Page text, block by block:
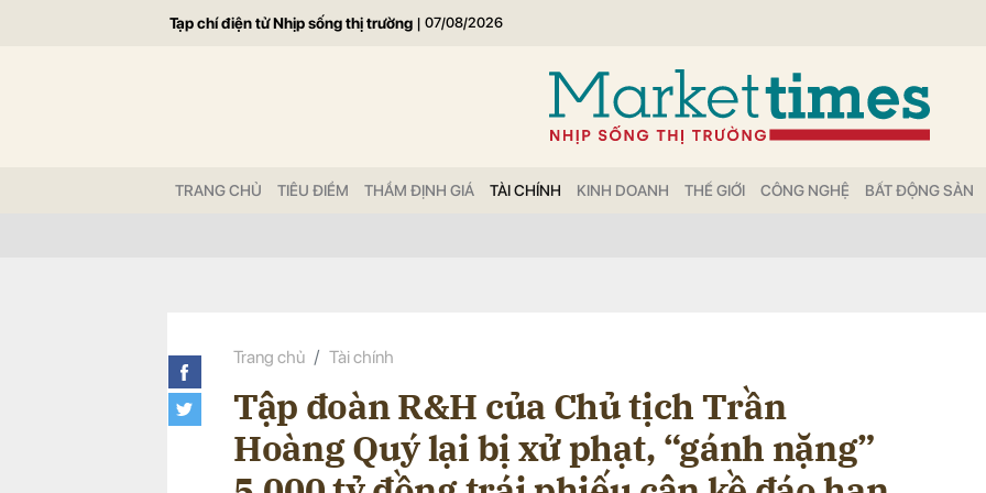
Tạp chí điện tử Nhịp sống thị trường | 07/08/2026
TRANG CHỦ TIÊU ĐIỂM THẨM ĐỊNH GIÁ TÀI CHÍNH KINH DOANH THẾ GIỚI CÔNG NGHỆ BẤT ĐỘNG SẢN
Trang chủ Tài chính
Tập đoàn R&H của Chủ tịch Trần
Hoàng Quý lại bị xử phạt, “gánh nặng”
Gửi bình luận